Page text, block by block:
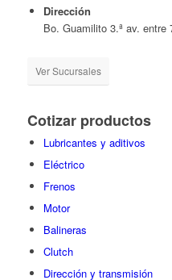
Dirección
Bo. Guamilito 3.ª av. entre
Ver Sucursales
Cotizar productos
Lubricantes y aditivos
Eléctrico
Frenos
Motor
Balineras
Clutch
Dirección y transmisión